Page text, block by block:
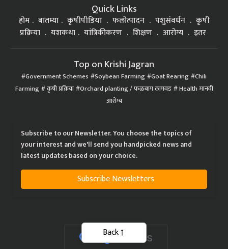
Quick Links
होम बातम्या कृषीपीडिया फलोत्पादन पशुसंवर्धन
कृषी
प्रक्रिया
यशकथा यांत्रिकीकरण शिक्षण आरोग्य इतर
Top on Krishi Jagran
Government Schemes Soybean Farming Goat Rearing Chili
Farming कृषी प्रक्रिया Orchard planting / फळबाग लागवड Health मानवी
आरोग्य
Subscribe to our Newsletter. You choose the topics of
your interest and we'll send you handpicked news and
latest updates based on your choice.
Subscribe Newsletters
Back